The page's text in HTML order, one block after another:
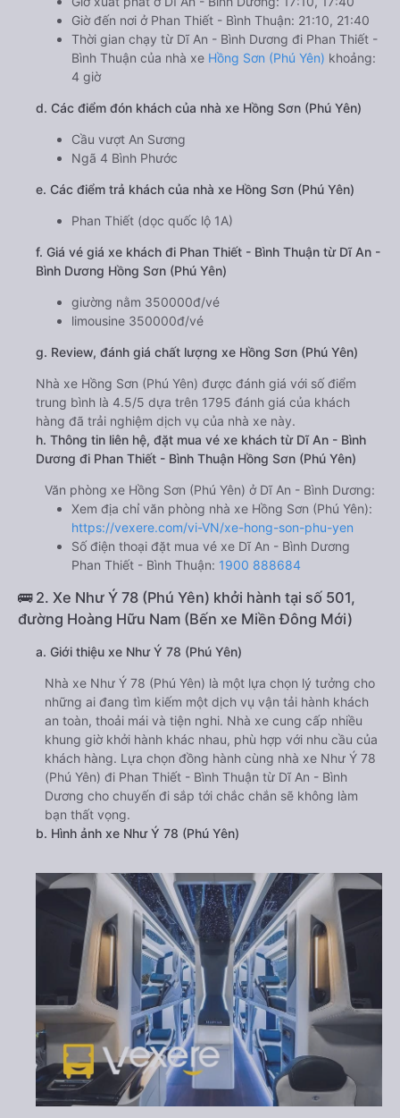
Giờ đến nơi ở Phan Thiết - Bình Thuận: 21:10, 21:40
Thời gian chạy từ Dĩ An - Bình Dương đi Phan Thiết -
Bình Thuận của nhà xe Hồng Sơn (Phú Yên) khoảng:
4 giờ
d. Các điểm đón khách của nhà xe Hồng Sơn (Phú Yên)
Cầu vượt An Sương
Ngã 4 Bình Phước
e. Các điểm trả khách của nhà xe Hồng Sơn (Phú Yên)
Phan Thiết (dọc quốc lộ 1A)
f. Giá vé giá xe khách đi Phan Thiết - Bình Thuận từ Dĩ An -
Bình Dương Hồng Sơn (Phú Yên)
giường nằm 350000đ/vé
limousine 350000đ/vé
g. Review, đánh giá chất lượng xe Hồng Sơn (Phú Yên)
Nhà xe Hồng Sơn (Phú Yên) được đánh giá với số điểm
trung bình là 4.5/5 dựa trên 1795 đánh giá của khách
hàng đã trải nghiệm dịch vụ của nhà xe này.
h. Thông tin liên hệ, đặt mua vé xe khách từ Dĩ An - Bình
Dương đi Phan Thiết - Bình Thuận Hồng Sơn (Phú Yên)
Văn phòng xe Hồng Sơn (Phú Yên) ở Dĩ An - Bình Dương:
Xem địa chỉ văn phòng nhà xe Hồng Sơn (Phú Yên):
https://vexere.com/vi-VN/xe-hong-son-phu-yen
Số điện thoại đặt mua vé xe Dĩ An - Bình Dương
Phan Thiết - Bình Thuận: 1900 888684
🚌 2. Xe Như Ý 78 (Phú Yên) khởi hành tại số 501,
đường Hoàng Hữu Nam (Bến xe Miền Đông Mới)
a. Giới thiệu xe Như Ý 78 (Phú Yên)
Nhà xe Như Ý 78 (Phú Yên) là một lựa chọn lý tưởng cho
những ai đang tìm kiếm một dịch vụ vận tải hành khách
an toàn, thoải mái và tiện nghi. Nhà xe cung cấp nhiều
khung giờ khởi hành khác nhau, phù hợp với nhu cầu của
khách hàng. Lựa chọn đồng hành cùng nhà xe Như Ý 78
(Phú Yên) đi Phan Thiết - Bình Thuận từ Dĩ An - Bình
Dương cho chuyến đi sắp tới chắc chắn sẽ không làm
bạn thất vọng.
b. Hình ảnh xe Như Ý 78 (Phú Yên)